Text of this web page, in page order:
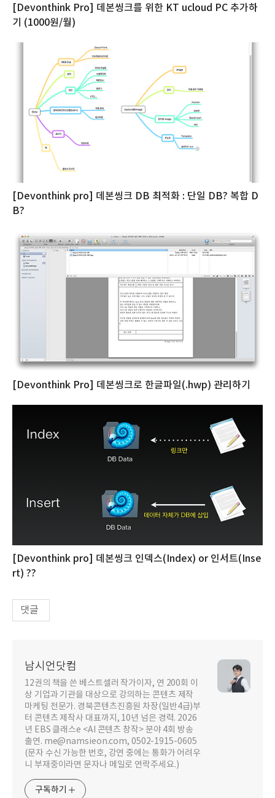
[Devonthink Pro] 데본씽크를 위한 KT ucloud PC 추가하
기 (1000원/월)
[Devonthink pro] 데본씽크 DB 최적화 : 단일 DB? 복합 D
B?
[Devonthink Pro] 데본씽크로 한글파일(.hwp) 관리하기
[Devonthink pro] 데본씽크 인덱스(Index) or 인서트(Inse
rt) ??
댓글
남시언닷컴
12권의 책을 쓴 베스트셀러 작가이자, 연 200회 이
상 기업과 기관을 대상으로 강의하는 콘텐츠 제작
마케팅 전문가. 경북콘텐츠진흥원 차장(일반4급)부
터 콘텐츠 제작사 대표까지, 10년 넘은 경력. 2026
년 EBS 클래스e <AI 콘텐츠 창작> 분야 4회 방송
출연. me@namsieon.com, 0502-1915-0605
(문자 수신 가능한 번호, 강연 중에는 통화가 어려우
니 부재중이라면 문자나 메일로 연락주세요.)
구독하기